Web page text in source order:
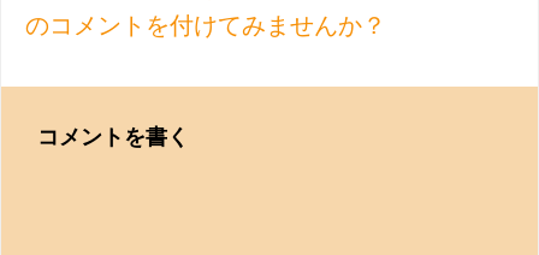
のコメントを付けてみませんか？
コメントを書く